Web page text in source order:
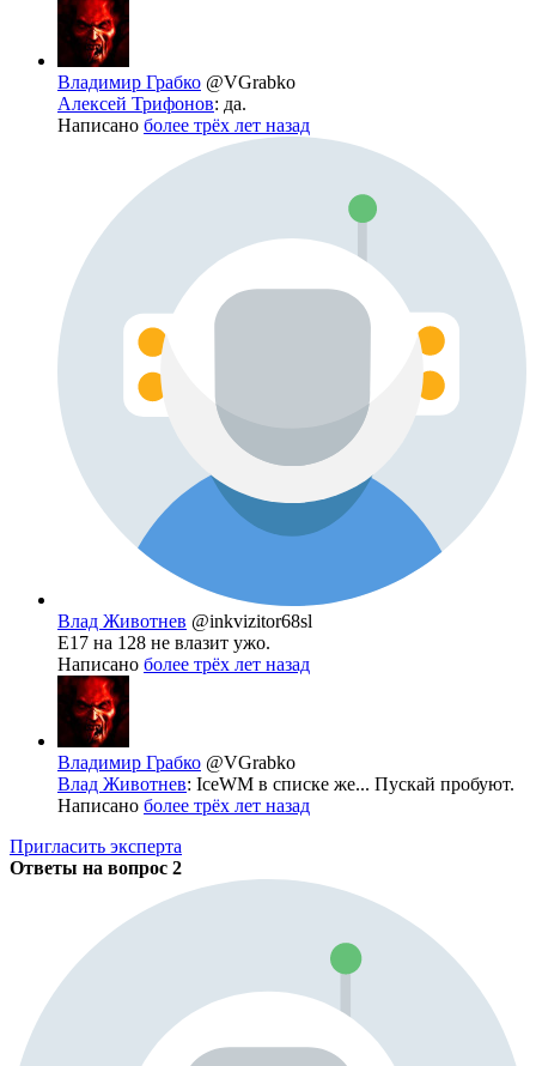
Владимир Грабко @VGrabko
Алексей Трифонов: да.
Написано более трёх лет назад
Влад Животнев @inkvizitor68sl
E17 на 128 не влазит ужо.
Написано более трёх лет назад
Владимир Грабко @VGrabko
Влад Животнев: IceWM в списке же... Пускай пробуют.
Написано более трёх лет назад
Пригласить эксперта
Ответы на вопрос 2